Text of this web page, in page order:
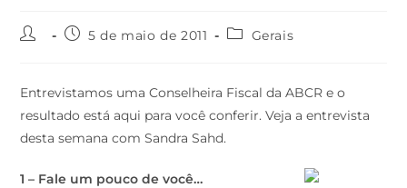
5 de maio de 2011 Gerais
Entrevistamos uma Conselheira Fiscal da ABCR e o
resultado está aqui para você conferir. Veja a entrevista
desta semana com Sandra Sahd.
1 – Fale um pouco de você…